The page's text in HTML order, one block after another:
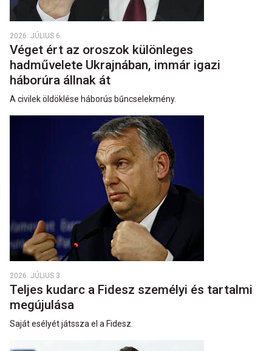
2026. JÚLIUS 6.
Véget ért az oroszok különleges
hadművelete Ukrajnában, immár igazi
háborúra állnak át
A civilek öldöklése háborús bűncselekmény.
2026. JÚLIUS 3.
Teljes kudarc a Fidesz személyi és tartalmi
megújulása
Saját esélyét játssza el a Fidesz.